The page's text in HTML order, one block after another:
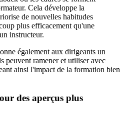
Cela développe la
de nouvelles habitudes
plus efficacement qu'une
instructeur.
également aux dirigeants un
peuvent ramener et utiliser avec
ainsi l'impact de la formation bien
des aperçus plus